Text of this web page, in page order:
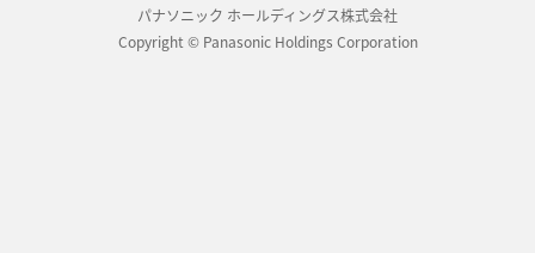
パナソニック ホールディングス株式会社
Copyright © Panasonic Holdings Corporation